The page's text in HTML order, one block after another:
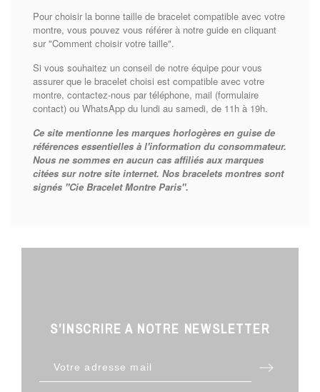
Pour choisir la bonne taille de bracelet compatible avec votre
montre, vous pouvez vous référer à notre guide en cliquant
sur "Comment choisir votre taille".
Si vous souhaitez un conseil de notre équipe pour vous
assurer que le bracelet choisi est compatible avec votre
montre, contactez-nous par téléphone, mail (formulaire
contact) ou WhatsApp du lundi au samedi, de 11h à 19h.
Ce site mentionne les marques horlogères en guise de
références essentielles à l'information du consommateur.
Nous ne sommes en aucun cas affiliés aux marques
citées sur notre site internet. Nos bracelets montres sont
signés "Cie Bracelet Montre Paris".
S’INSCRIRE A NOTRE NEWSLETTER